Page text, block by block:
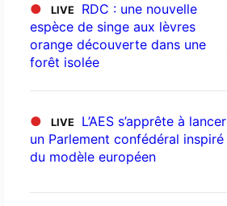
● LIVE
RDC : une nouvelle
espèce de singe aux lèvres
orange découverte dans une
forêt isolée
● LIVE
L’AES s’apprête à lancer
un Parlement confédéral inspiré
du modèle européen